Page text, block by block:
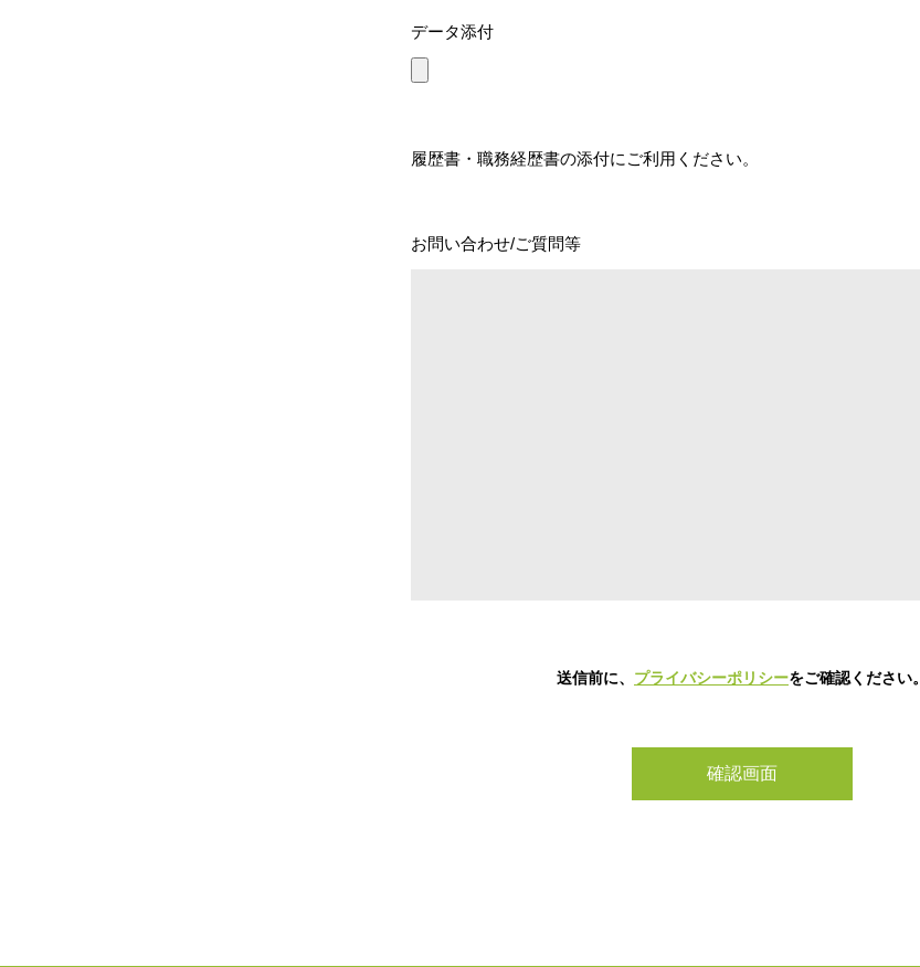
データ添付
履歴書・職務経歴書の添付にご利用ください。
お問い合わせ/ご質問等
送信前に、 プライバシーポリシーをご確認ください。